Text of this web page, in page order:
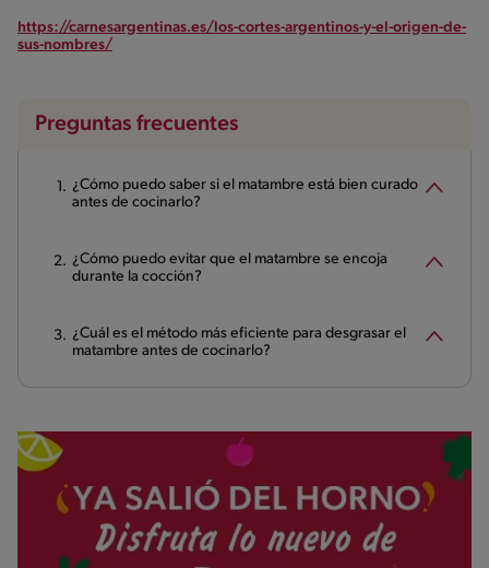
https://carnesargentinas.es/los-cortes-argentinos-y-el-origen-de-
sus-nombres/
Preguntas frecuentes
¿Cómo puedo saber si el matambre está bien curado
antes de cocinarlo?
¿Cómo puedo evitar que el matambre se encoja
durante la cocción?
¿Cuál es el método más eficiente para desgrasar el
matambre antes de cocinarlo?